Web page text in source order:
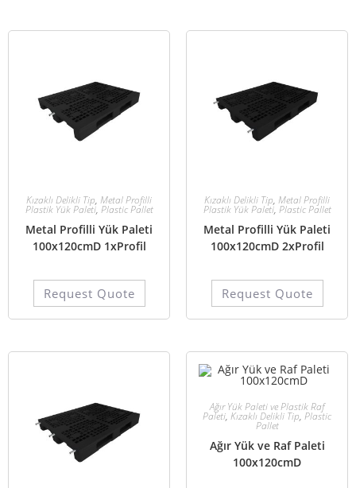
Kızaklı Delikli Tip, Metal Profilli
Plastik Yük Paleti, Plastic Pallet
Metal Profilli Yük Paleti
100x120cmD 1xProfil
Request Quote
Kızaklı Delikli Tip, Metal Profilli
Plastik Yük Paleti, Plastic Pallet
Metal Profilli Yük Paleti
100x120cmD 2xProfil
Request Quote
Ağır Yük Paleti ve Plastik Raf
Paleti, Kızaklı Delikli Tip, Plastic
Pallet
Ağır Yük ve Raf Paleti
100x120cmD